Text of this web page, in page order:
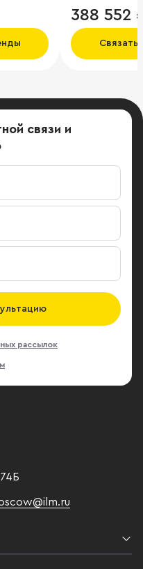
388 552
связи и
рассылок